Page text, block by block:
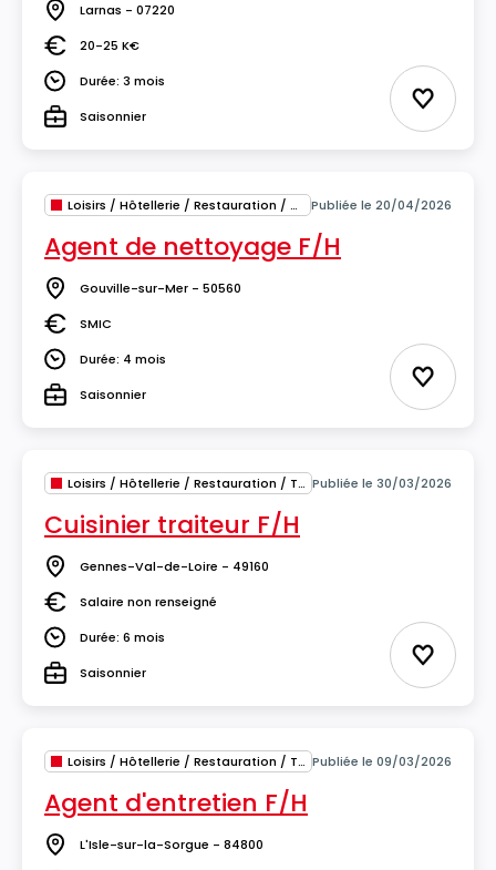
Lieu Larnas - 07220
Salaire20-25 K€
DuréeDurée: 3 mois
TypeSaisonnier Ajouter
Loisirs / Hôtellerie / Restauration / Tourisme Publiée le 20/04/2026
Agent de nettoyage F/H
Lieu Gouville-sur-Mer - 50560
Salaire
SMIC
DuréeDurée: 4 mois
TypeSaisonnier Ajouter
Loisirs / Hôtellerie / Restauration / Tourisme Publiée le 30/03/2026
Cuisinier traiteur F/H
Lieu Gennes-Val-de-Loire - 49160
SalaireSalaire non renseigné
DuréeDurée: 6 mois
TypeSaisonnier Ajouter
Loisirs / Hôtellerie / Restauration / Tourisme Publiée le 09/03/2026
Agent d'entretien F/H
Lieu L'Isle-sur-la-Sorgue - 84800